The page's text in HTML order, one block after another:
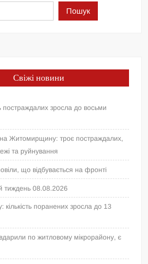
Пошук
Свіжі новини
постраждалих зросла до восьми
Житомирщину: троє постраждалих,
та руйнування
що відбувається на фронті
тиждень 08.08.2026
кількість поранених зросла до 13
по житловому мікрорайону, є